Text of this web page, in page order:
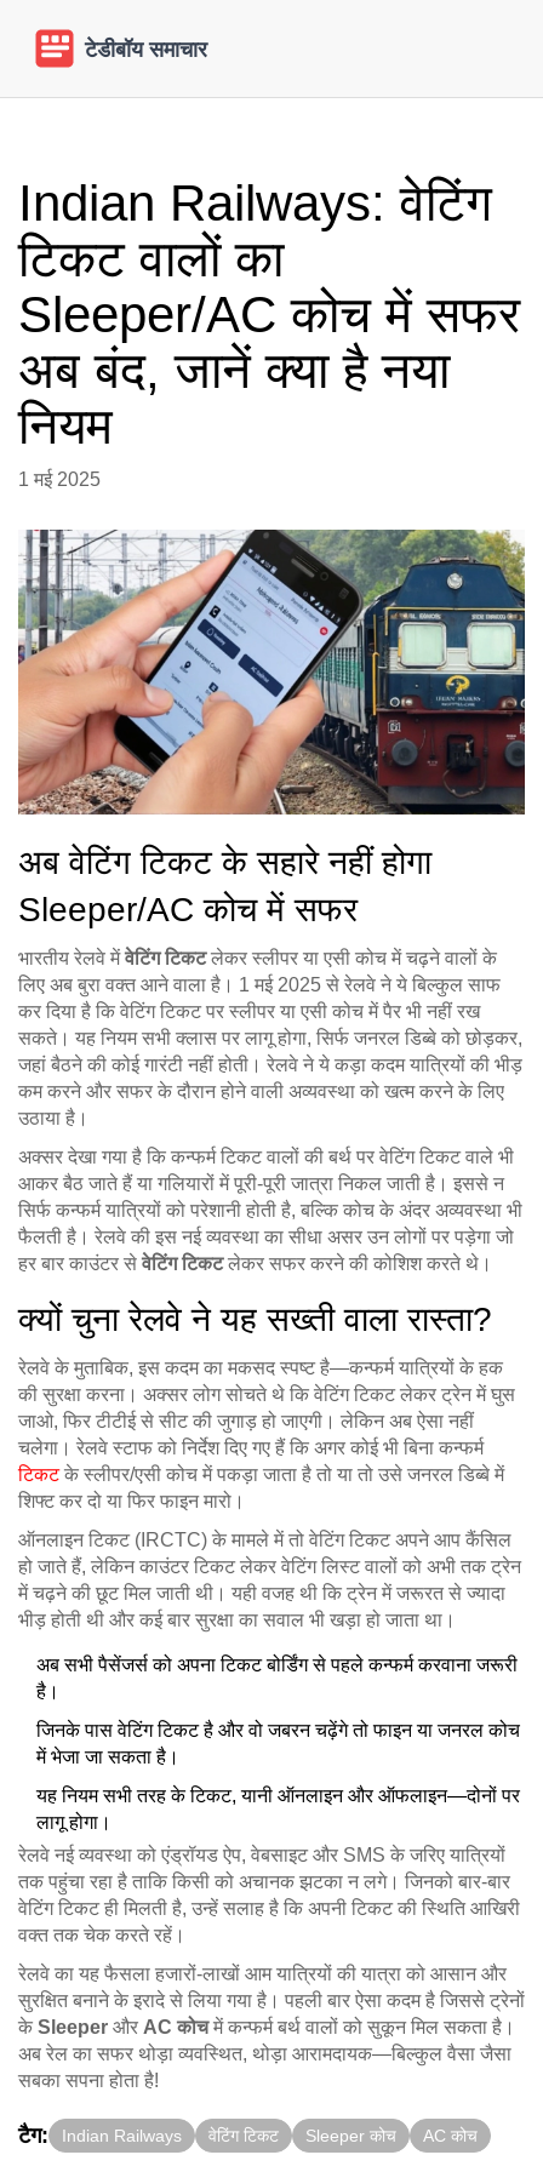
Indian Railways: वेटिंग
टिकट वालों का
Sleeper/AC कोच में सफर
अब बंद, जानें क्या है नया
नियम
1 मई 2025
अब वेटिंग टिकट के सहारे नहीं होगा
Sleeper/AC कोच में सफर
भारतीय रेलवे मेंवेटिंग टिकटलेकर स्लीपर या एसी कोच में चढ़ने वालों के
लिए अब बुरा वक्त आने वाला है। 1 मई 2025 से रेलवे ने ये बिल्कुल साफ
कर दिया है कि वेटिंग टिकट पर स्लीपर या एसी कोच में पैर भी नहीं रख
सकते। यह नियम सभी क्लास पर लागू होगा, सिर्फ जनरल डिब्बे को छोड़कर,
जहां बैठने की कोई गारंटी नहीं होती। रेलवे ने ये कड़ा कदम यात्रियों की भीड़
कम करने और सफर के दौरान होने वाली अव्यवस्था को खत्म करने के लिए
उठाया है।
अक्सर देखा गया है कि कन्फर्म टिकट वालों की बर्थ पर वेटिंग टिकट वाले भी
आकर बैठ जाते हैं या गलियारों में पूरी-पूरी जात्रा निकल जाती है। इससे न
सिर्फ कन्फर्म यात्रियों को परेशानी होती है, बल्कि कोच के अंदर अव्यवस्था भी
फैलती है। रेलवे की इस नई व्यवस्था का सीधा असर उन लोगों पर पड़ेगा जो
हर बार काउंटर सेवेटिंग टिकटलेकर सफर करने की कोशिश करते थे।
क्यों चुना रेलवे ने यह सख्ती वाला रास्ता?
रेलवे के मुताबिक, इस कदम का मकसद स्पष्ट है—कन्फर्म यात्रियों के हक
की सुरक्षा करना। अक्सर लोग सोचते थे कि वेटिंग टिकट लेकर ट्रेन में घुस
जाओ, फिर टीटीई से सीट की जुगाड़ हो जाएगी। लेकिन अब ऐसा नहीं
चलेगा। रेलवे स्टाफ को निर्देश दिए गए हैं कि अगर कोई भी बिना कन्फर्म
टिकटके स्लीपर/एसी कोच में पकड़ा जाता है तो या तो उसे जनरल डिब्बे में
शिफ्ट कर दो या फिर फाइन मारो।
ऑनलाइन टिकट (IRCTC) के मामले में तो वेटिंग टिकट अपने आप कैंसिल
हो जाते हैं, लेकिन काउंटर टिकट लेकर वेटिंग लिस्ट वालों को अभी तक ट्रेन
में चढ़ने की छूट मिल जाती थी। यही वजह थी कि ट्रेन में जरूरत से ज्यादा
भीड़ होती थी और कई बार सुरक्षा का सवाल भी खड़ा हो जाता था।
अब सभी पैसेंजर्स को अपना टिकट बोर्डिंग से पहले कन्फर्म करवाना जरूरी
है।
जिनके पास वेटिंग टिकट है और वो जबरन चढ़ेंगे तो फाइन या जनरल कोच
में भेजा जा सकता है।
यह नियम सभी तरह के टिकट, यानी ऑनलाइन और ऑफलाइन—दोनों पर
लागू होगा।
रेलवे नई व्यवस्था को एंड्रॉयड ऐप, वेबसाइट और SMS के जरिए यात्रियों
तक पहुंचा रहा है ताकि किसी को अचानक झटका न लगे। जिनको बार-बार
वेटिंग टिकट ही मिलती है, उन्हें सलाह है कि अपनी टिकट की स्थिति आखिरी
वक्त तक चेक करते रहें।
रेलवे का यह फैसला हजारों-लाखों आम यात्रियों की यात्रा को आसान और
सुरक्षित बनाने के इरादे से लिया गया है। पहली बार ऐसा कदम है जिससे ट्रेनों
के Sleeper और AC कोचमें कन्फर्म बर्थ वालों को सुकून मिल सकता है।
अब रेल का सफर थोड़ा व्यवस्थित, थोड़ा आरामदायक—बिल्कुल वैसा जैसा
सबका सपना होता है!
टैग: Indian Railways वेटिंग टिकट Sleeper कोच AC कोच